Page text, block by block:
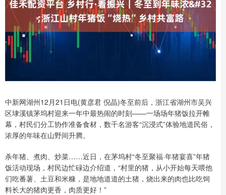
中新网湖州12月21日电(黄彦君 倪晶)冬至前后，浙江省湖州市吴兴
区埭溪镇茅坞村迎来一年中最热闹的时刻——一场场年猪饭拉开帷
幕，村民们分工协作准备食材，数千名游客“沉浸式”体验地道民俗，
浓厚的年味在山野间升腾。
杀年猪、煮肉、炒菜……近日，在茅坞村“冬至聚福·年猪宴喜”年猪
饭活动现场，村民边忙碌边介绍道，“村里的猪，从小开始每天喂他
们吃番薯、土豆和米糠，是地地道道的土猪，烧出来的肉也比吃饲
料长大的猪肉更香，肉质更好！”